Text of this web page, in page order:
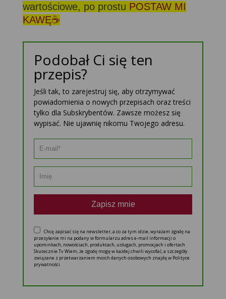
wartościowe, po prostu POSTAW MI
KAWĘ☕
Podobał Ci się ten
przepis?
Jeśli tak, to zarejestruj się, aby otrzymywać
powiadomienia o nowych przepisach oraz treści
tylko dla Subskrybentów. Zawsze możesz się
wypisać. Nie ujawnię nikomu Twojego adresu.
Zapisz mnie
Chcę zapisać się na newsletter, a co za tym idzie, wyrażam zgodę na
przesyłanie mi na podany w formularzu adres e-mail informacji o
upominkach, nowościach, produktach, usługach, promocjach i ofertach
Skutecznie.Tv Wiem, że zgodę mogę w każdej chwili wycofać, a szczegóły
związane z przetwarzaniem moich danych osobowych znajdę w Polityce
prywatności.